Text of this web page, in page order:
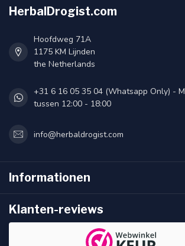
HerbalDrogist.com
Hoofdweg 71A
1175 KM Lijnden
the Netherlands
+31 6 16 05 35 04 (Whatsapp Only) -
tussen 12:00 - 18:00
info@herbaldrogist.com
Informationen
Klanten-reviews